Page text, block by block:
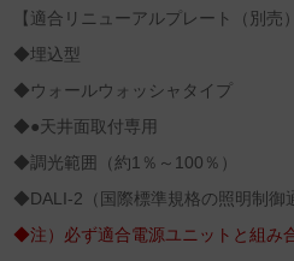
【適合リニューアルプレート（別
◆埋込型
◆ウォールウォッシャタイプ
◆●天井面取付専用
◆調光範囲（約1％～100％）
◆DALI‐2（国際標準規格の照明制御
◆注）必ず適合電源ユニットと組み